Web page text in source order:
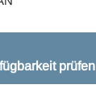
prüfen